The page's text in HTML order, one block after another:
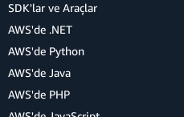
SDK'lar ve Araçlar
AWS'de .NET
AWS'de Python
AWS'de Java
AWS'de PHP